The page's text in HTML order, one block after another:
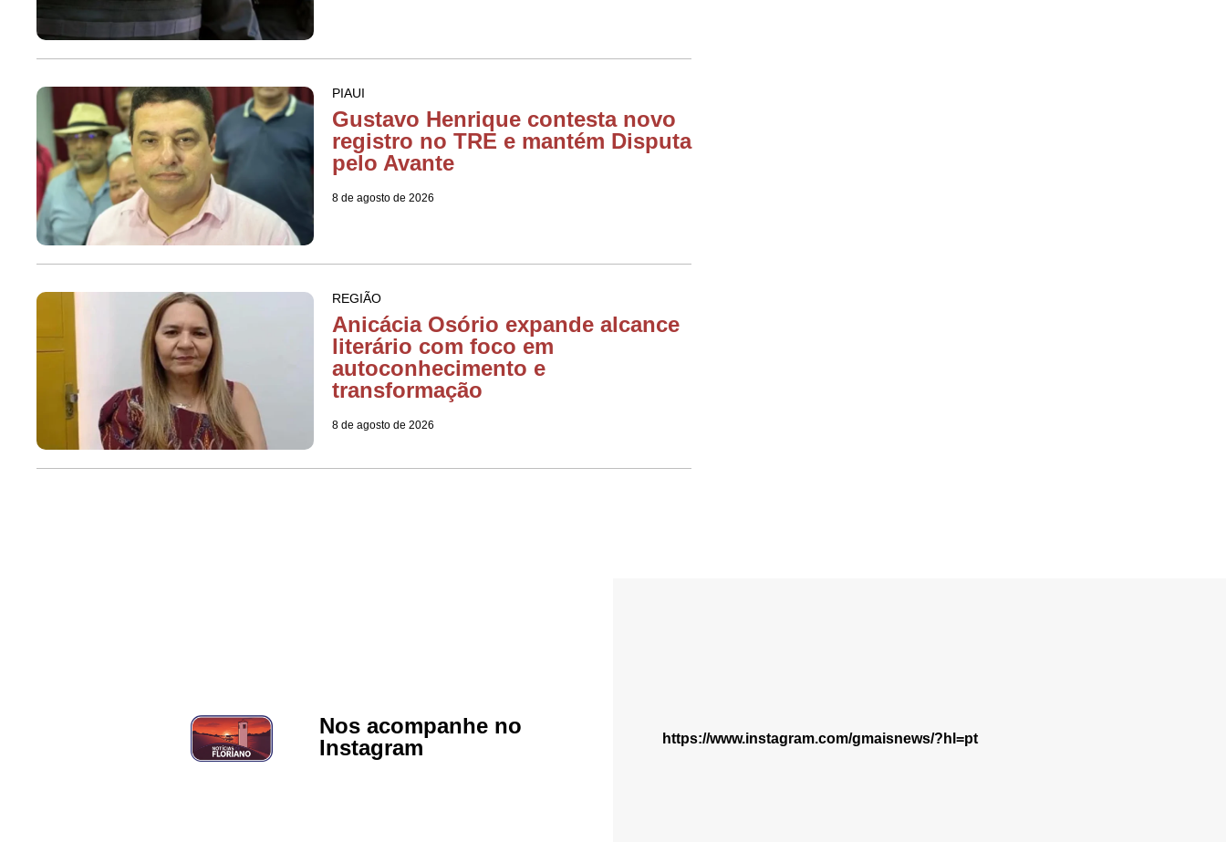
PIAUI
Gustavo Henrique contesta novo
registro no TRE e mantém Disputa
pelo Avante
8 de agosto de 2026
REGIÃO
Anicácia Osório expande alcance
literário com foco em
autoconhecimento e
transformação
8 de agosto de 2026
Nos acompanhe no
Instagram
https://www.instagram.com/gmaisnews/?hl=pt